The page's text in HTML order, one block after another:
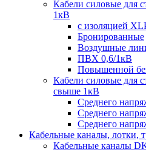
Кабели силовые для
1кВ
c изоляцией
Бронированные
Воздушные
ПВХ 0,6/1кВ
Повышенной
Кабели силовые для
свыше 1кВ
Среднего
Среднего
Среднего
Кабельные каналы, лотки,
Кабельные каналы